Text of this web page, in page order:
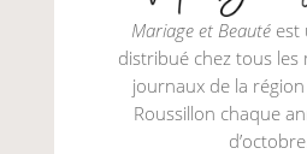
Mariage et Beautéest
distribué chez tous les
journaux de la
Roussillon chaque
d’octobre.